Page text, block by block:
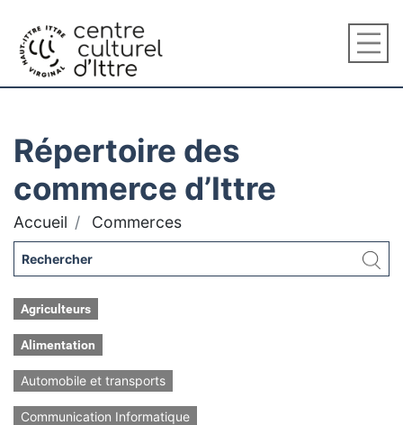
Répertoire des
commerce d’Ittre
Accueil Commerces
Agriculteurs
Alimentation
Automobile et transports
Communication Informatique